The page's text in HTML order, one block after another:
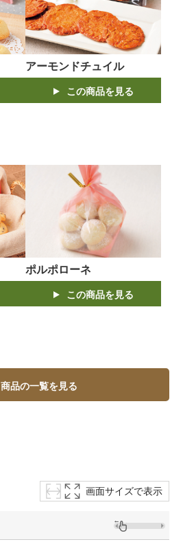
アーモンドチュイル
この商品を見る
ポルポローネ
この商品を見る
商品の一覧を見る
画面サイズで表示